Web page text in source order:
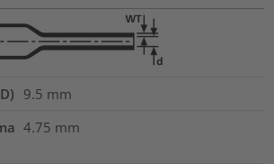
9.5 mm
4.75 mm